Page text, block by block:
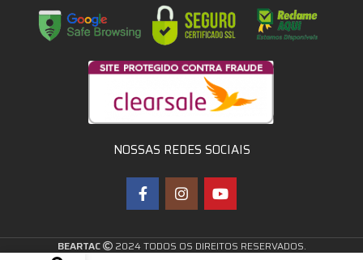
NOSSAS REDES SOCIAIS
BEARTAC 2024 TODOS OS DIREITOS RESERVADOS.